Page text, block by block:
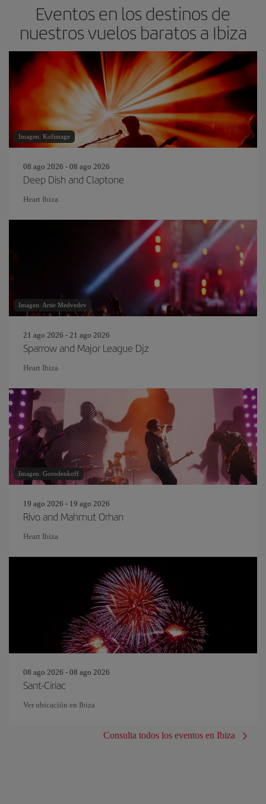
Eventos en los destinos de
nuestros vuelos baratos a Ibiza
Imagen: Kofimage
08 ago 2026 - 08 ago 2026
Deep Dish and Claptone
Heart Ibiza
Imagen: Artie Medvedev
21 ago 2026 - 21 ago 2026
Sparrow and Major League Djz
Heart Ibiza
Imagen: Gorodenkoff
19 ago 2026 - 19 ago 2026
Rivo and Mahmut Orhan
Heart Ibiza
08 ago 2026 - 08 ago 2026
Sant-Ciriac
Ver ubicación en Ibiza
Consulta todos los eventos en Ibiza